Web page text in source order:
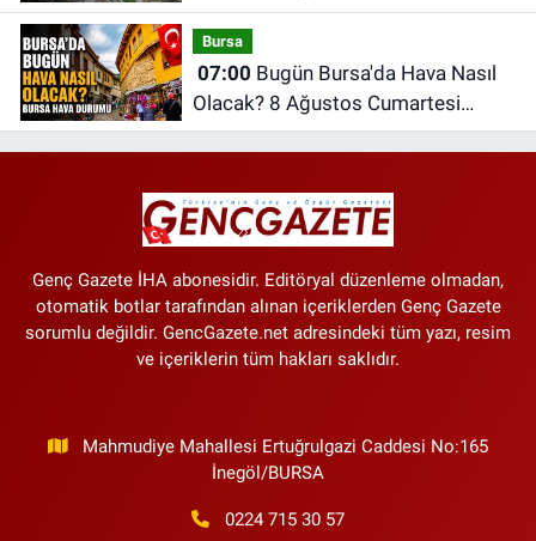
İnegöl Hava Durumu
Bursa
07:00
Olacak? 8 Ağustos Cumartesi
İnegöl Hava Durumu
Genç Gazete İHA abonesidir. Editöryal düzenleme olmadan,
otomatik botlar tarafından alınan içeriklerden Genç Gazete
sorumlu değildir. GencGazete.net adresindeki tüm yazı, resim
ve içeriklerin tüm hakları saklıdır.
Mahmudiye Mahallesi Ertuğrulgazi Caddesi No:165
İnegöl/BURSA
0224 715 30 57